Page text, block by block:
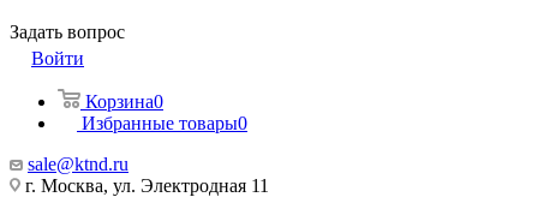
Задать вопрос
Войти
Корзина0
Избранные товары0
sale@ktnd.ru
г. Москва, ул. Электродная 11